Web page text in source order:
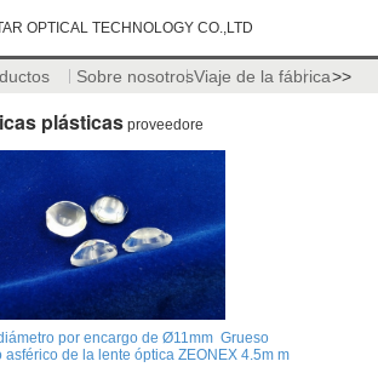
OPTICAL TECHNOLOGY CO.,LTD
Sobre nosotrosViaje de la fábrica>>
plásticas proveedore
por encargo de Ø11mm Grueso
asférico de la lente óptica ZEONEX 4.5m m